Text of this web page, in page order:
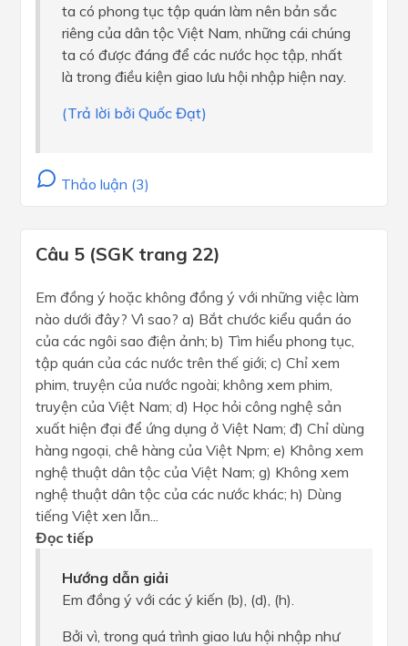
ta có phong tục tập quán làm nên bản sắc
riêng của dân tộc Việt Nam, những cái chúng
ta có được đáng để các nước học tập, nhất
là trong điều kiện giao lưu hội nhập hiện nay.
(Trả lời bởi Quốc Đạt)
Thảo luận (3)
Câu 5 (SGK trang 22)
Em đồng ý hoặc không đồng ý với những việc làm
nào dưới đây? Vì sao? a) Bắt chước kiểu quần áo
của các ngôi sao điện ảnh; b) Tìm hiểu phong tục,
tập quán của các nước trên thế giới; c) Chỉ xem
phim, truyện của nước ngoài; không xem phim,
truyện của Việt Nam; d) Học hỏi công nghệ sản
xuất hiện đại để ứng dụng ở Việt Nam; đ) Chỉ dùng
hàng ngoại, chê hàng của Việt Npm; e) Không xem
nghệ thuật dân tộc của Việt Nam; g) Không xem
nghệ thuật dân tộc của các nước khác; h) Dùng
tiếng Việt xen lẫn...
Đọc tiếp
Hướng dẫn giải
Em đồng ý với các ý kiến (b), (d), (h).
Bởi vì, trong quá trình giao lưu hội nhập như